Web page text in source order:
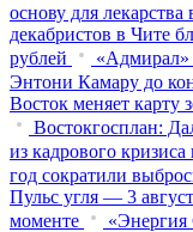
основу для
декабристов в Чите
рублей
«Адмирал»
Энтони Камару до
Восток меняет карту
Востокгосплан:
из кадрового кризиса
год сократили
Пульс угля — 3
моменте